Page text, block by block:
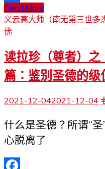
分
享
Read More
义云高大师（南无第三世多
佛
读拉珍（尊者）
篇：鉴别圣德的级
2021-12-042021-12-04
什么是圣德？所谓“
心脱离了